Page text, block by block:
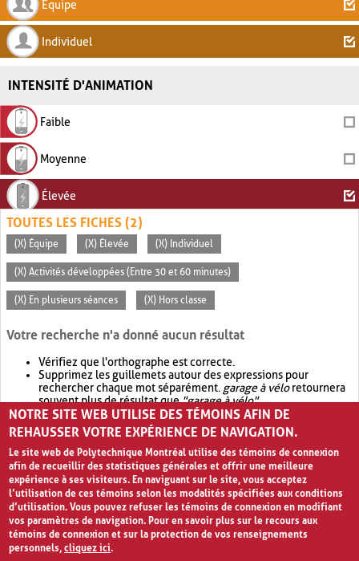
Équipe
Individuel
INTENSITÉ D'ANIMATION
Faible
Moyenne
Élevée
TOUTES LES FICHES (2)
(X) Équipe (X) Élevée (X) Individuel
(X) Activités développées (Entre 30 et 60 minutes)
(X) En plusieurs séances (X) Hors classe
Votre recherche n'a donné aucun résultat
Vérifiez que l'orthographe est correcte.
Supprimez les guillemets autour des expressions pour
rechercher chaque mot séparément. garage à véloretournera
souvent plus de résultat que"garage à vélo".
Envisagez d'élargir votre recherche avec OR.garage OR vélo
retournera souvent plus de résultat quegarage à vélo
NOTRE SITE WEB UTILISE DES TÉMOINS AFIN DE
REHAUSSER VOTRE EXPÉRIENCE DE NAVIGATION.
Le site web de Polytechnique Montréal utilise des témoins de connexion
afin de recueillir des statistiques générales et offrir une meilleure
expérience à ses visiteurs. En naviguant sur le site, vous acceptez
l’utilisation de ces témoins selon les modalités spécifiées aux conditions
d’utilisation. Vous pouvez refuser les témoins de connexion en modifiant
vos paramètres de navigation. Pour en savoir plus sur le recours aux
témoins de connexion et sur la protection de vos renseignements
personnels,cliquez ici.